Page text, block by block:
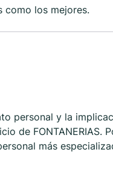
como los mejores.
personal y la
de FONTANERIAS.
más